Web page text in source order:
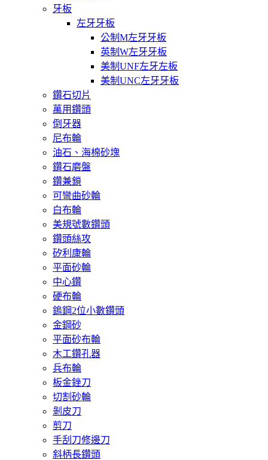
牙板
左牙牙板
公制M左牙牙板
英制W左牙牙板
美制UNF左牙左板
美制UNC左牙牙板
鑽石切片
萬用鑽頭
倒牙器
尼布輪
油石、海棉砂塊
鑽石磨盤
鑽兼鎖
可彎曲砂輪
白布輪
美規號數鑽頭
鑽頭絲攻
矽利康輪
平面砂輪
中心鑽
硬布輪
鎢鋼2位小數鑽頭
金鋼砂
平面砂布輪
木工鑽孔器
兵布輪
板金銼刀
切割砂輪
剝皮刀
剪刀
手刮刀修邊刀
斜柄長鑽頭